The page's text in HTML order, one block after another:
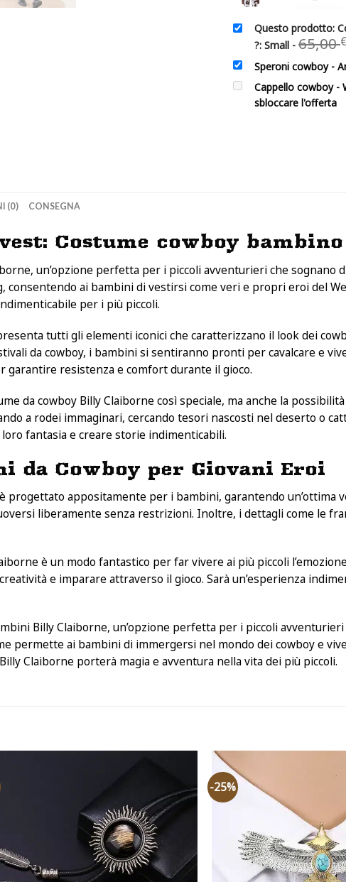
Questo prodotto:
?: Small - 65,00€
Speroni cowboy -
Cappello cowboy -
sbloccare l'offerta
(0) CONSEGNA
Costume cowboy
un’opzione perfetta per i piccoli avventurieri che sognano
consentendo ai bambini di vestirsi come veri e propri eroi del
per i più piccoli.
tutti gli elementi iconici che caratterizzano il look dei
da cowboy, i bambini si sentiranno pronti per cavalcare e
garantire resistenza e comfort durante il gioco.
da cowboy Billy Claiborne così speciale, ma anche la
a rodei immaginari, cercando tesori nascosti nel deserto o
fantasia e creare storie indimenticabili.
da Cowboy per Giovani Eroi
progettato appositamente per i bambini, garantendo
liberamente senza restrizioni. Inoltre, i dettagli come le
è un modo fantastico per far vivere ai più piccoli
e imparare attraverso il gioco. Sarà un’esperienza
Billy Claiborne, un’opzione perfetta per i piccoli
permette ai bambini di immergersi nel mondo dei cowboy e
Claiborne porterà magia e avventura nella vita dei più piccoli.
-25%